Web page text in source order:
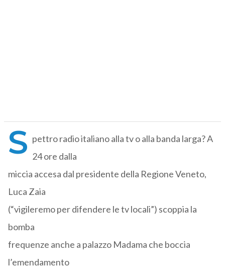
S pettro radio italiano alla tv o alla banda larga? A
24 ore dalla
miccia accesa dal presidente della Regione Veneto,
Luca Zaia
(“vigileremo per difendere le tv locali”) scoppia la
bomba
frequenze anche a palazzo Madama che boccia
l’emendamento